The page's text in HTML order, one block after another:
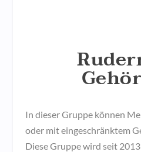
In dieser Gruppe können
oder mit eingeschränktem
Diese Gruppe wird seit